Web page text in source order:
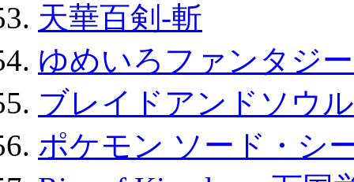
天華百剣-斬
ゆめいろファンタジ
ブレイドアンドソウ
ポケモン ソード・シ